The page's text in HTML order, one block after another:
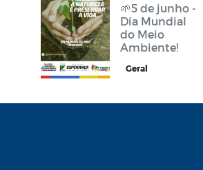
🌱5 de junho -
Dia Mundial
do Meio
Ambiente!
Geral